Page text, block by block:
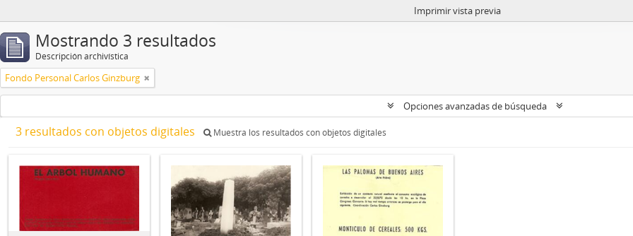
Imprimir vista previa
Mostrando 3 resultados
Descripción archivística
Fondo Personal Carlos Ginzburg
Opciones avanzadas de búsqueda
3 resultados con objetos digitales Muestra los resultados con objetos digitales